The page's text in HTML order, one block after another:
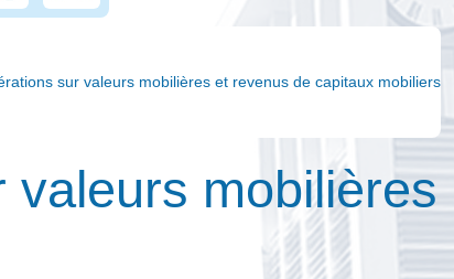
sur valeurs mobilières et revenus de capitaux mobiliers
valeurs mobilières